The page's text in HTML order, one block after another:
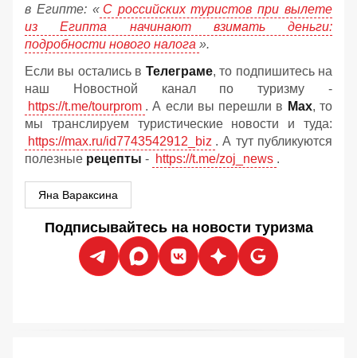
в Египте:« С российских туристов при вылете
из Египта начинают взимать деньги:
подробности нового налога ».
Если вы остались в Телеграме, то подпишитесь на
наш Новостной канал по туризму -
https://t.me/tourprom . А если вы перешли в Мах, то
мы транслируем туристические новости и туда:
https://max.ru/id7743542912_biz . А тут публикуются
полезные рецепты - https://t.me/zoj_news .
Яна Вараксина
Подписывайтесь на новости туризма